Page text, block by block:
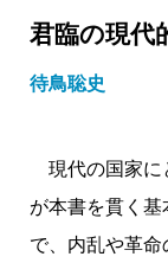
君臨の現代
待鳥聡史
現代の国家に
が本書を貫く基
で、内乱や革